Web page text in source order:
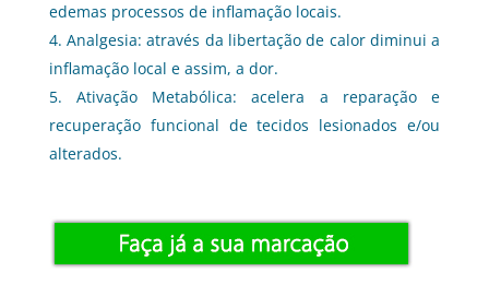
edemas processos de inflamação locais.
Analgesia: através da libertação de calor diminui a
inflamação local e assim, a dor.
Ativação Metabólica: acelera a reparação e
recuperação funcional de tecidos lesionados e/ou
alterados.